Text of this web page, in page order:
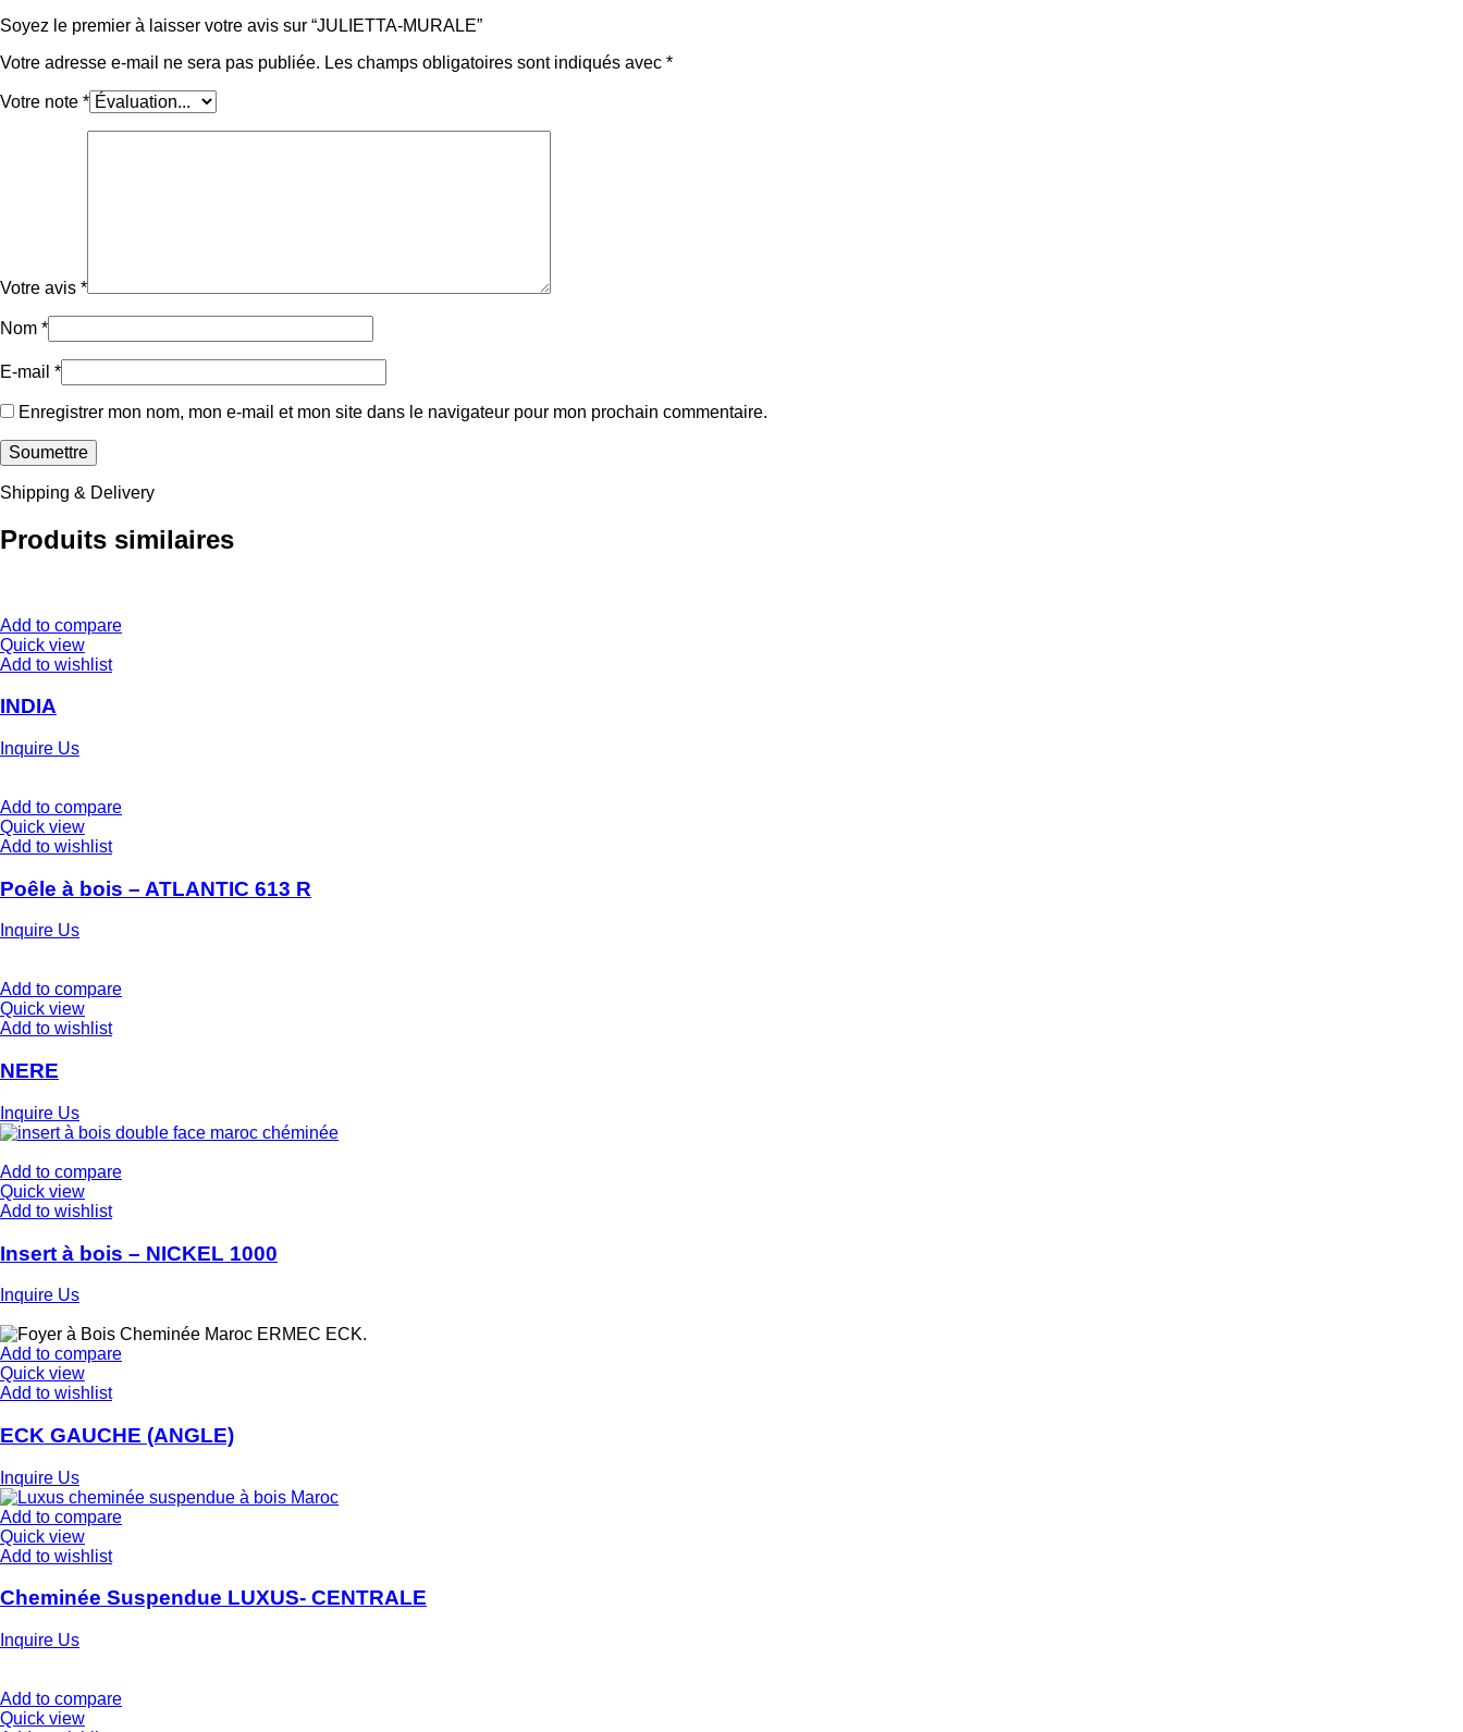
Soyez le premier à laisser votre avis sur “JULIETTA-MURALE”
Votre adresse e-mail ne sera pas publiée. Les champs obligatoires sont indiqués avec *
Votre note *
Votre avis *
Nom *
E-mail *
Enregistrer mon nom, mon e-mail et mon site dans le navigateur pour mon prochain commentaire.
Shipping & Delivery
Produits similaires
Add to compare
Quick view
Add to wishlist
INDIA
Inquire Us
Add to compare
Quick view
Add to wishlist
Poêle à bois – ATLANTIC 613 R
Inquire Us
Add to compare
Quick view
Add to wishlist
NERE
Inquire Us
Add to compare
Quick view
Add to wishlist
Insert à bois – NICKEL 1000
Inquire Us
Add to compare
Quick view
Add to wishlist
ECK GAUCHE (ANGLE)
Inquire Us
Add to compare
Quick view
Add to wishlist
Cheminée Suspendue LUXUS- CENTRALE
Inquire Us
Add to compare
Quick view